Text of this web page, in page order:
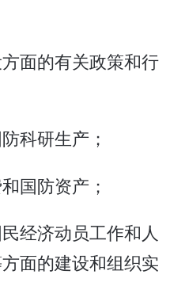
方面的有关政策和行
科研生产；
国防资产；
经济动员工作和人
面的建设和组织实